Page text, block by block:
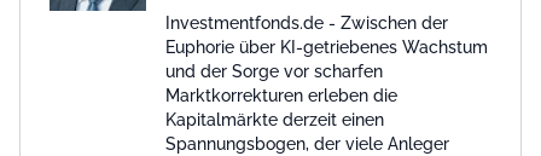
Investmentfonds.de - Zwischen der
Euphorie über KI-getriebenes Wachstum
und der Sorge vor scharfen
Marktkorrekturen erleben die
Kapitalmärkte derzeit einen
Spannungsbogen, der viele Anleger